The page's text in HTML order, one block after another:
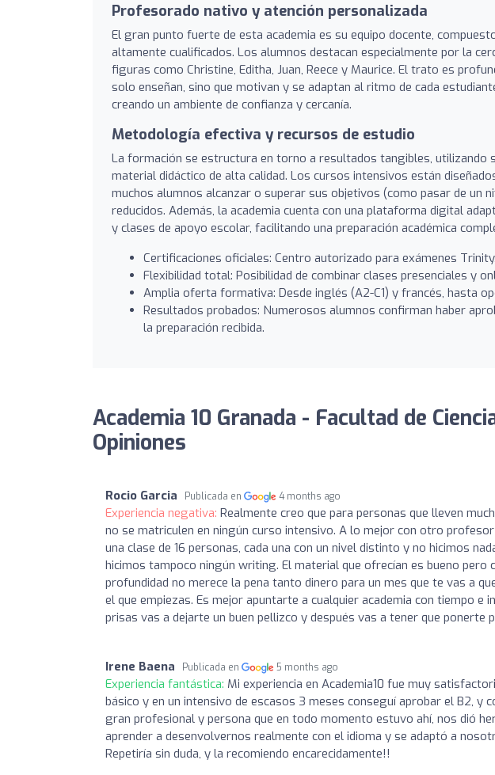
Profesorado nativo y atención personalizada
El gran punto fuerte de esta academia es su equipo docente,
altamente cualificados. Los alumnos destacan especialmente por la
figuras como Christine, Editha, Juan, Reece y Maurice. El trato es
solo enseñan, sino que motivan y se adaptan al ritmo de cada
creando un ambiente de confianza y cercanía.
Metodología efectiva y recursos de estudio
La formación se estructura en torno a resultados tangibles, utilizando
material didáctico de alta calidad. Los cursos intensivos están
muchos alumnos alcanzar o superar sus objetivos (como pasar de un
reducidos. Además, la academia cuenta con una plataforma digital
y clases de apoyo escolar, facilitando una preparación académica
Certificaciones oficiales: Centro autorizado para exámenes
Flexibilidad total: Posibilidad de combinar clases presenciales y
Amplia oferta formativa: Desde inglés (A2-C1) y francés, hasta
Resultados probados: Numerosos alumnos confirman haber
la preparación recibida.
Academia 10 Granada - Facultad de
Opiniones
Rocio Garcia Publicada en 4 months ago
Experiencia negativa: Realmente creo que para personas que lleven
no se matriculen en ningún curso intensivo. A lo mejor con otro
una clase de 16 personas, cada una con un nivel distinto y no hicimos
hicimos tampoco ningún writing. El material que ofrecían es bueno pero
profundidad no merece la pena tanto dinero para un mes que te vas a
el que empiezas. Es mejor apuntarte a cualquier academia con tiempo e
prisas vas a dejarte un buen pellizco y después vas a tener que ponerte
Irene Baena Publicada en 5 months ago
Experiencia fantástica: Mi experiencia en Academia10 fue muy
básico y en un intensivo de escasos 3 meses conseguí aprobar el B2, y
gran profesional y persona que en todo momento estuvo ahí, nos dió
aprender a desenvolvernos realmente con el idioma y se adaptó a
Repetiría sin duda, y la recomiendo encarecidamente!!